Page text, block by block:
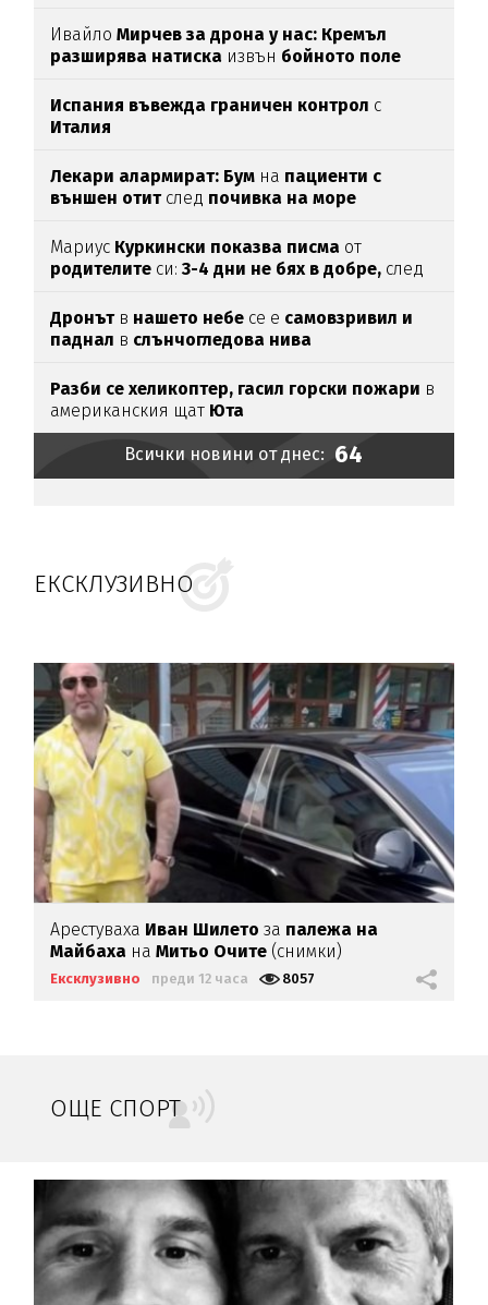
ИвайлоМирчев за дрона у нас: Кремъл
разширява натиска извън бойното поле
Испания въвежда граничен контрол с
Италия
Лекари алармират: Бум на пациенти с
външен отитслед почивка на море
Мариус Куркински показва писма от
родителите си:3-4 дни не бях в добре, след
Дронътв нашето небе се е самовзривил и
паднал в слънчогледова нива
Разби се хеликоптер, гасил горски пожари в
американския щат Юта
Всички новини от днес: 64
ЕКСКЛУЗИВНО
Арестуваха Иван Шилетоза палежа на
Майбаха наМитьо Очите (снимки)
Ексклузивно преди 12 часа 8057
ОЩЕ СПОРТ